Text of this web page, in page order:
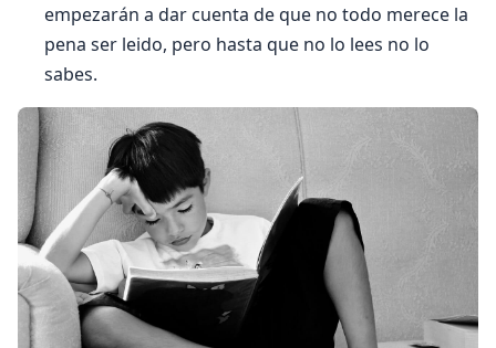
empezarán a dar cuenta de que no todo merece la
pena ser leido, pero hasta que no lo lees no lo
sabes.